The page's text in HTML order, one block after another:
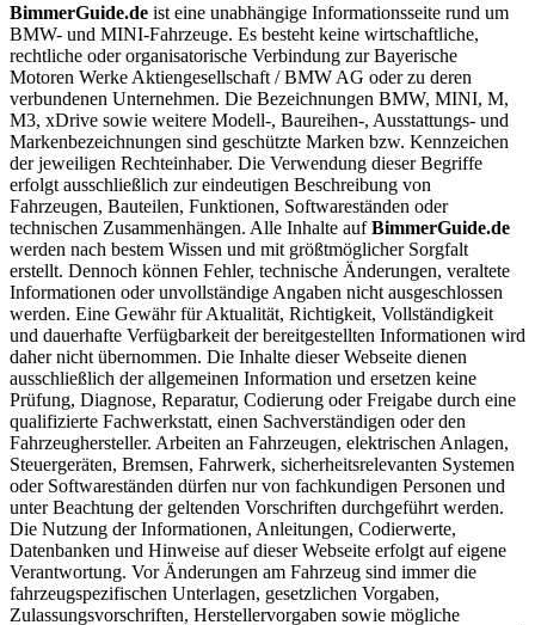
BimmerGuide.de ist eine unabhängige Informationsseite rund um
BMW- und MINI-Fahrzeuge. Es besteht keine wirtschaftliche,
rechtliche oder organisatorische Verbindung zur Bayerische
Motoren Werke Aktiengesellschaft / BMW AG oder zu deren
verbundenen Unternehmen. Die Bezeichnungen BMW, MINI, M,
M3, xDrive sowie weitere Modell-, Baureihen-, Ausstattungs- und
Markenbezeichnungen sind geschützte Marken bzw. Kennzeichen
der jeweiligen Rechteinhaber. Die Verwendung dieser Begriffe
erfolgt ausschließlich zur eindeutigen Beschreibung von
Fahrzeugen, Bauteilen, Funktionen, Softwareständen oder
technischen Zusammenhängen. Alle Inhalte aufBimmerGuide.de
werden nach bestem Wissen und mit größtmöglicher Sorgfalt
erstellt. Dennoch können Fehler, technische Änderungen, veraltete
Informationen oder unvollständige Angaben nicht ausgeschlossen
werden. Eine Gewähr für Aktualität, Richtigkeit, Vollständigkeit
und dauerhafte Verfügbarkeit der bereitgestellten Informationen wird
daher nicht übernommen. Die Inhalte dieser Webseite dienen
ausschließlich der allgemeinen Information und ersetzen keine
Prüfung, Diagnose, Reparatur, Codierung oder Freigabe durch eine
qualifizierte Fachwerkstatt, einen Sachverständigen oder den
Fahrzeughersteller. Arbeiten an Fahrzeugen, elektrischen Anlagen,
Steuergeräten, Bremsen, Fahrwerk, sicherheitsrelevanten Systemen
oder Softwareständen dürfen nur von fachkundigen Personen und
unter Beachtung der geltenden Vorschriften durchgeführt werden.
Die Nutzung der Informationen, Anleitungen, Codierwerte,
Datenbanken und Hinweise auf dieser Webseite erfolgt auf eigene
Verantwortung. Vor Änderungen am Fahrzeug sind immer die
fahrzeugspezifischen Unterlagen, gesetzlichen Vorgaben,
Zulassungsvorschriften, Herstellervorgaben sowie mögliche